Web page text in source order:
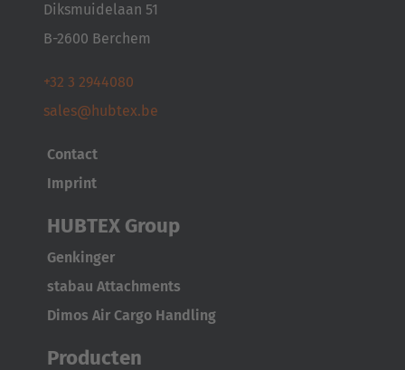
Nederlands
Français
Cesko
Deutsch
Español
Great Britain
Diksmuidelaan 51
B-2600 Berchem
+32 3 2944080
sales@hubtex.be
Contact
Imprint
HUBTEX Group
Genkinger
stabau Attachments
Dimos Air Cargo Handling
Producten